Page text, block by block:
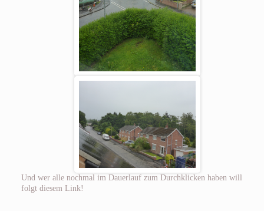
Und wer alle nochmal im Dauerlauf zum Durchklicken haben will
folgt diesem Link!